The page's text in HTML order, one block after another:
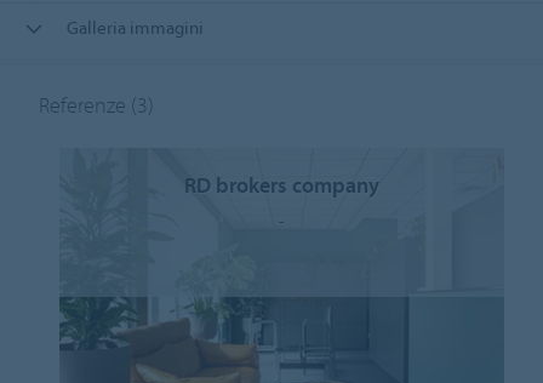
Galleria immagini
Referenze (3)
RD brokers company
-